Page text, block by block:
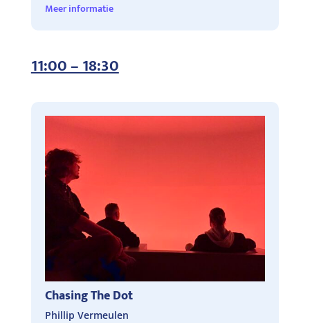
Meer informatie
11:00 – 18:30
Chasing The Dot
Phillip Vermeulen